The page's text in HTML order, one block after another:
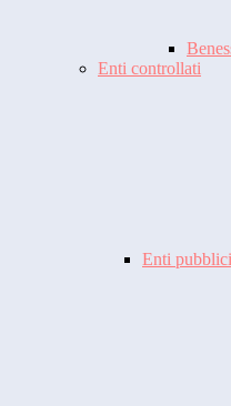
Enti controllati
Enti